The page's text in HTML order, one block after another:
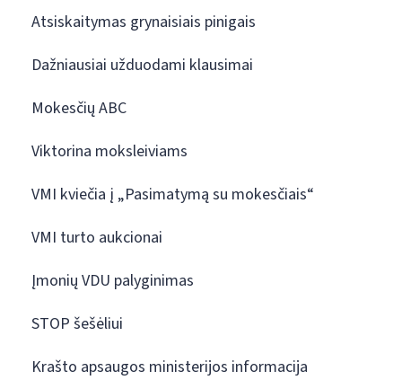
Atsiskaitymas grynaisiais pinigais
Dažniausiai užduodami klausimai
Mokesčių ABC
Viktorina moksleiviams
VMI kviečia į „Pasimatymą su mokesčiais“
VMI turto aukcionai
Įmonių VDU palyginimas
STOP šešėliui
Krašto apsaugos ministerijos informacija